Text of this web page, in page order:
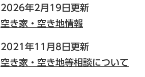
2026年2月19日更新
空き家・空き地情報
2021年11月8日更新
空き家・空き地等相談について